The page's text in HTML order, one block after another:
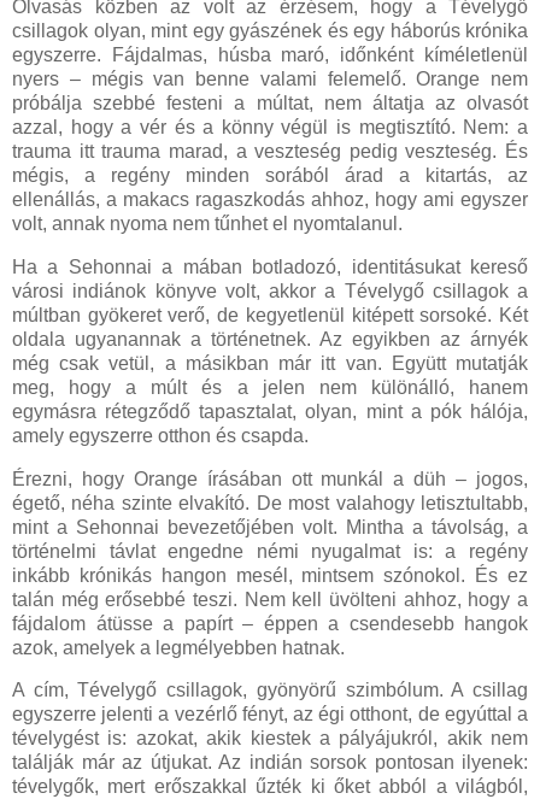
Olvasás közben az volt az érzésem, hogy a Tévelygő
csillagok olyan, mint egy gyászének és egy háborús krónika
egyszerre. Fájdalmas, húsba maró, időnként kíméletlenül
nyers – mégis van benne valami felemelő. Orange nem
próbálja szebbé festeni a múltat, nem áltatja az olvasót
azzal, hogy a vér és a könny végül is megtisztító. Nem: a
trauma itt trauma marad, a veszteség pedig veszteség. És
mégis, a regény minden sorából árad a kitartás, az
ellenállás, a makacs ragaszkodás ahhoz, hogy ami egyszer
volt, annak nyoma nem tűnhet el nyomtalanul.
Ha a Sehonnai a mában botladozó, identitásukat kereső
városi indiánok könyve volt, akkor a Tévelygő csillagok a
múltban gyökeret verő, de kegyetlenül kitépett sorsoké. Két
oldala ugyanannak a történetnek. Az egyikben az árnyék
még csak vetül, a másikban már itt van. Együtt mutatják
meg, hogy a múlt és a jelen nem különálló, hanem
egymásra rétegződő tapasztalat, olyan, mint a pók hálója,
amely egyszerre otthon és csapda.
Érezni, hogy Orange írásában ott munkál a düh – jogos,
égető, néha szinte elvakító. De most valahogy letisztultabb,
mint a Sehonnai bevezetőjében volt. Mintha a távolság, a
történelmi távlat engedne némi nyugalmat is: a regény
inkább krónikás hangon mesél, mintsem szónokol. És ez
talán még erősebbé teszi. Nem kell üvölteni ahhoz, hogy a
fájdalom átüsse a papírt – éppen a csendesebb hangok
azok, amelyek a legmélyebben hatnak.
A cím, Tévelygő csillagok, gyönyörű szimbólum. A csillag
egyszerre jelenti a vezérlő fényt, az égi otthont, de egyúttal a
tévelygést is: azokat, akik kiestek a pályájukról, akik nem
találják már az útjukat. Az indián sorsok pontosan ilyenek:
tévelygők, mert erőszakkal űzték ki őket abból a világból,